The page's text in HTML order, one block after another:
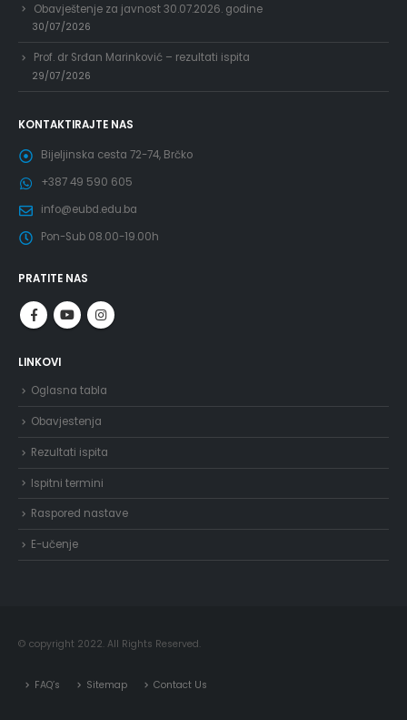
Obavještenje za javnost 30.07.2026. godine
30/07/2026
Prof. dr Srđan Marinković – rezultati ispita
29/07/2026
KONTAKTIRAJTE NAS
Bijeljinska cesta 72-74, Brčko
+387 49 590 605
info@eubd.edu.ba
Pon-Sub 08.00-19.00h
PRATITE NAS
LINKOVI
Oglasna tabla
Obavjestenja
Rezultati ispita
Ispitni termini
Raspored nastave
E-učenje
© copyright 2022. All Rights Reserved.
FAQ’s Sitemap Contact Us